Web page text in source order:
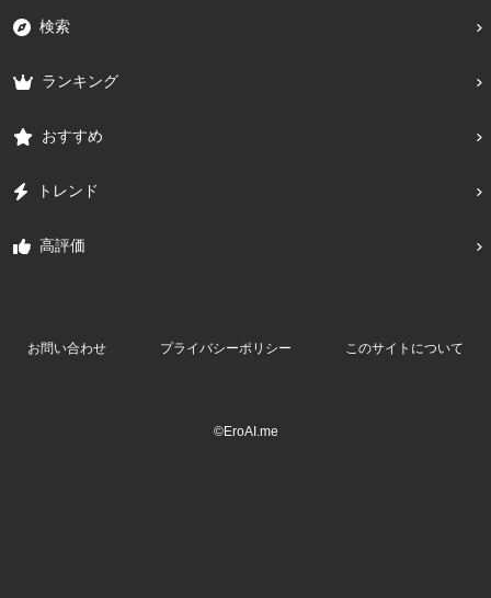
検索
ランキング
おすすめ
トレンド
高評価
お問い合わせ プライバシーポリシー このサイトについて
©EroAI.me